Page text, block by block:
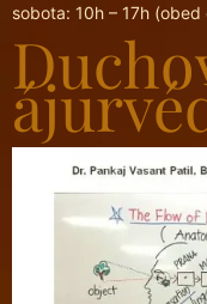
sobota: 10h – 17h